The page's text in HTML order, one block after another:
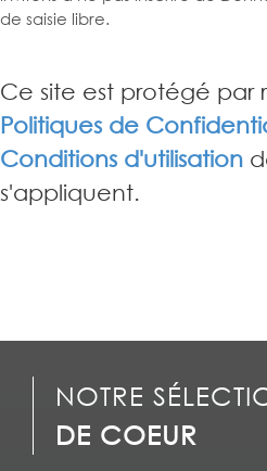
de saisie libre.
Ce site est protégé par
Politiques de
Conditions d'utilisation
s'appliquent.
NOTRE
DE COEUR